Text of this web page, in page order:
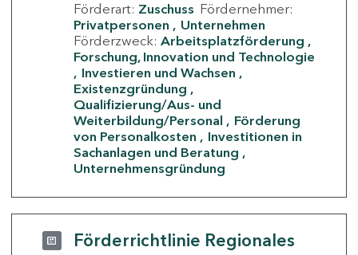
Förderart: Zuschuss Fördernehmer:
Privatpersonen
Unternehmen
Förderzweck: Arbeitsplatzförderung
Forschung, Innovation und Technologie
Investieren und Wachsen
Existenzgründung
Qualifizierung/Aus- und
Weiterbildung/Personal
Förderung
von Personalkosten
Investitionen in
Sachanlagen und Beratung
Unternehmensgründung
Förderrichtlinie Regionales